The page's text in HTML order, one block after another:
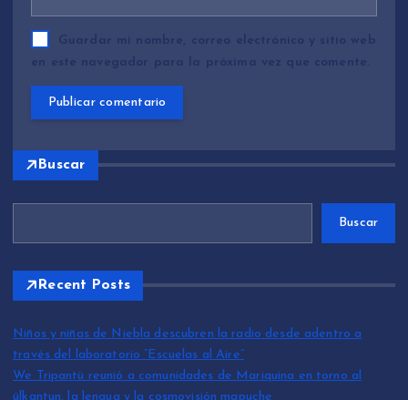
Guardar mi nombre, correo electrónico y sitio web
en este navegador para la próxima vez que comente.
Buscar
Buscar
Recent Posts
Niños y niñas de Niebla descubren la radio desde adentro a
través del laboratorio “Escuelas al Aire”
We Tripantü reunió a comunidades de Mariquina en torno al
ülkantun, la lengua y la cosmovisión mapuche